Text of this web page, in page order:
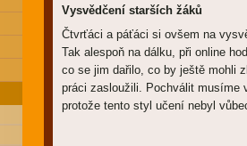
Vysvědčení starších žáků
Čtvrťáci a páťáci si ovšem na
Tak alespoň na dálku, při online
co se jim dařilo, co by ještě mohli
práci zasloužili. Pochválit musíme
protože tento styl učení nebyl